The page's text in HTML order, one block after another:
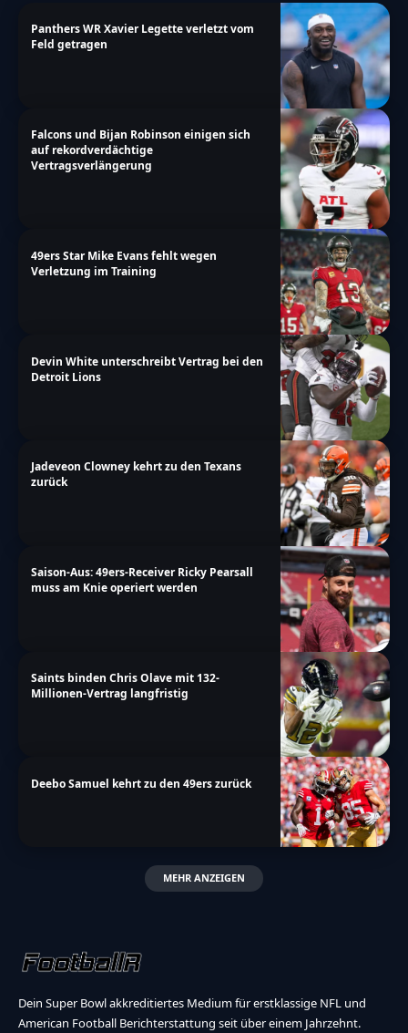
Panthers WR Xavier Legette verletzt vom
Feld getragen
Falcons und Bijan Robinson einigen sich
auf rekordverdächtige
Vertragsverlängerung
49ers Star Mike Evans fehlt wegen
Verletzung im Training
Devin White unterschreibt Vertrag bei den
Detroit Lions
Jadeveon Clowney kehrt zu den Texans
zurück
Saison-Aus: 49ers-Receiver Ricky Pearsall
muss am Knie operiert werden
Saints binden Chris Olave mit 132-
Millionen-Vertrag langfristig
Deebo Samuel kehrt zu den 49ers zurück
MEHR ANZEIGEN
Dein Super Bowl akkreditiertes Medium für erstklassige NFL und
American Football Berichterstattung seit über einem Jahrzehnt.